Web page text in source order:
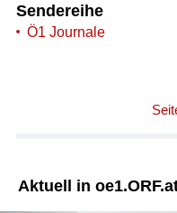
Sendereihe
Ö1 Journale
Aktuell in